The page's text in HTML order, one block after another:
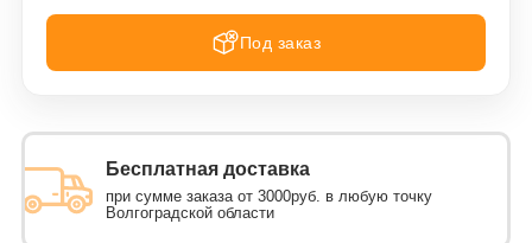
Под заказ
Бесплатная доставка
при сумме заказа от 3000руб. в любую точку
Волгоградской области